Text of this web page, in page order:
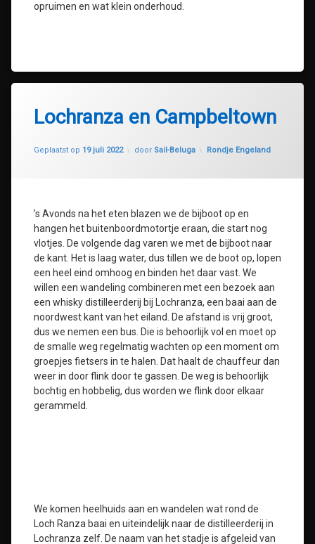
opruimen en wat klein onderhoud.
Lochranza en Campbeltown
Geplaatst op 19 juli 2022
Geüpdatet op 20 juli 2022
door Sail-Beluga Categorieën:
Rondje Engeland
’s Avonds na het eten blazen we de bijboot op en
hangen het buitenboordmotortje eraan, die start nog
vlotjes. De volgende dag varen we met de bijboot naar
de kant. Het is laag water, dus tillen we de boot op, lopen
een heel eind omhoog en binden het daar vast. We
willen een wandeling combineren met een bezoek aan
een whisky distilleerderij bij Lochranza, een baai aan de
noordwest kant van het eiland. De afstand is vrij groot,
dus we nemen een bus. Die is behoorlijk vol en moet op
de smalle weg regelmatig wachten op een moment om
groepjes fietsers in te halen. Dat haalt de chauffeur dan
weer in door flink door te gassen. De weg is behoorlijk
bochtig en hobbelig, dus worden we flink door elkaar
gerammeld.
We komen heelhuids aan en wandelen wat rond de
Loch Ranza baai en uiteindelijk naar de distilleerderij in
Lochranza zelf. De naam van het stadje is afgeleid van